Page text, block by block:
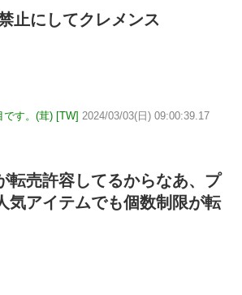
止にしてクレメンス
す。(茸) [TW] 2024/03/03(日) 09:00:39.17
転売許容してるからなあ、プ
気アイテムでも個数制限が転